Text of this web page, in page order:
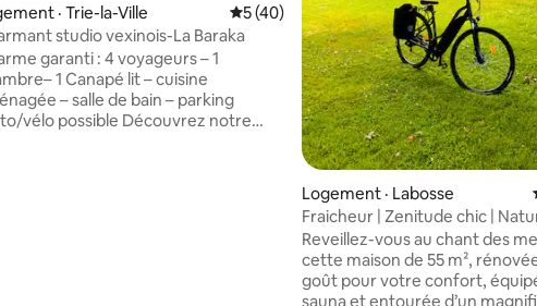
de 5 sur 5, 215 commentaires
· Trie-la-Ville Note moyenne de 5 sur 5, 40
5 (40)
studio vexinois-La Baraka
garanti : 4 voyageurs – 1
1 Canapé lit – cuisine
– salle de bain – parking
possible Découvrez notre
Logement · Labosse
Fraicheur | Zenitude chic |
convivialité
Reveillez-vous au chant des
cette maison de 55 m²,
goût pour votre confort,
sauna et entourée d’un